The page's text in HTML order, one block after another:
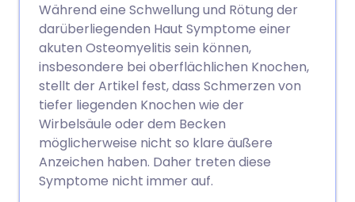
Während eine Schwellung und Rötung der
darüberliegenden Haut Symptome einer
akuten Osteomyelitis sein können,
insbesondere bei oberflächlichen Knochen,
stellt der Artikel fest, dass Schmerzen von
tiefer liegenden Knochen wie der
Wirbelsäule oder dem Becken
möglicherweise nicht so klare äußere
Anzeichen haben. Daher treten diese
Symptome nicht immer auf.